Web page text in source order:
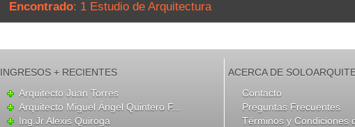
Encontrado: 1 Estudio de Arquitectura
INGRESOS + RECIENTES
Arquitecto Juan Torres
Arquitecto Miguel Ángel Quintero F...
Ing.Jr Alexis Quiroga
ACERCA DE
Contacto
Preguntas Frecuentes
Términos y Condiciones